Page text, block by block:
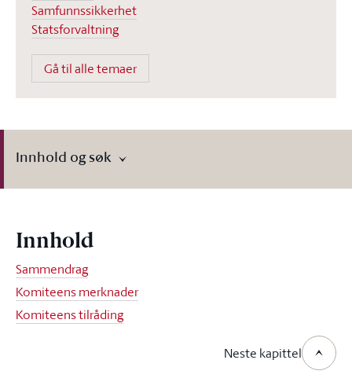
Samfunnssikkerhet
Statsforvaltning
Gå til alle temaer
Innhold og søk
Innhold
Sammendrag
Komiteens merknader
Komiteens tilråding
Neste kapittel